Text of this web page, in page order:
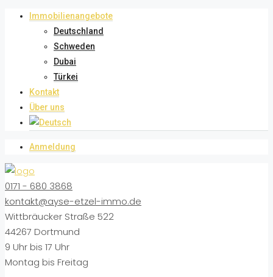
Immobilienangebote
Deutschland
Schweden
Dubai
Türkei
Kontakt
Über uns
Anmeldung
0171 - 680 3868
kontakt@ayse-etzel-immo.de
Wittbräucker Straße 522
44267 Dortmund
9 Uhr bis 17 Uhr
Montag bis Freitag